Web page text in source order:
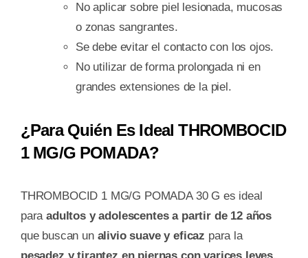
No aplicar sobre piel lesionada, mucosas
o zonas sangrantes.
Se debe evitar el contacto con los ojos.
No utilizar de forma prolongada ni en
grandes extensiones de la piel.
¿Para Quién Es Ideal THROMBOCID
1 MG/G POMADA?
THROMBOCID 1 MG/G POMADA 30 G es ideal
paraadultos y adolescentes a partir de 12 años
que buscan un alivio suave y eficaz para la